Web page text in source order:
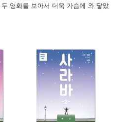
두 영화를 보아서 더욱 가슴에 와 닿았